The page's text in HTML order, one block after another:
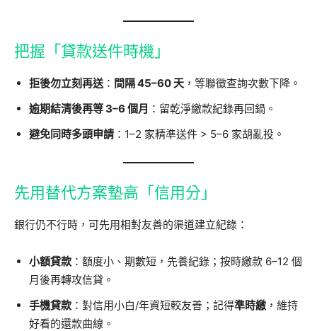
把握「貸款送件時機」
拒後勿立刻再送 ： 間隔 45–60 天 ，等聯徵查詢次數下降。
逾期結清後再等 3–6 個月 ：留乾淨繳款紀錄再回鍋。
避免同時多頭申請 ：1–2 家精準送件 > 5–6 家胡亂投。
先用替代方案墊高「信用分」
銀行仍不行時，可先用相對友善的渠道建立紀錄：
小額貸款 ：額度小、期數短，先養紀錄；按時繳款 6–12 個
月後再轉攻信貸。
手機貸款 ：對信用小白/年資短較友善；記得準時繳 ，維持
好看的還款曲線。